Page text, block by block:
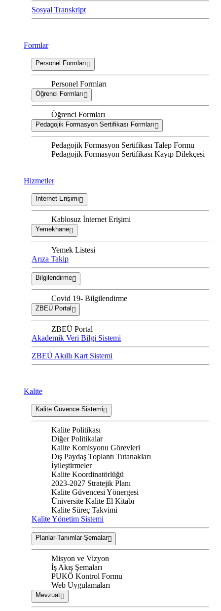
Sosyal Transkript
Formlar
Personel Formları
Personel Formları
Öğrenci Formları
Öğrenci Formları
Pedagojik Formasyon Sertifikası Formları
Pedagojik Formasyon Sertifikası Talep Formu
Pedagojik Formasyon Sertifikası Kayıp Dilekçesi
Hizmetler
İnternet Erişimi
Kablosuz İnternet Erişimi
Yemekhane
Yemek Listesi
Arıza Takip
Bilgilendirme
Covid 19- Bilgilendirme
ZBEÜ Portal
ZBEÜ Portal
Akademik Veri Bilgi Sistemi
ZBEÜ Akıllı Kart Sistemi
Kalite
Kalite Güvence Sistemi
Kalite Politikası
Diğer Politikalar
Kalite Komisyonu Görevleri
Dış Paydaş Toplantı Tutanakları
İyileştirmeler
Kalite Koordinatörlüğü
2023-2027 Stratejik Planı
Kalite Güvencesi Yönergesi
Üniversite Kalite El Kitabı
Kalite Süreç Takvimi
Kalite Yönetim Sistemi
Planlar-Tanımlar-Şemalar
Misyon ve Vizyon
İş Akış Şemaları
PUKÖ Kontrol Formu
Web Uygulamaları
Mevzuat